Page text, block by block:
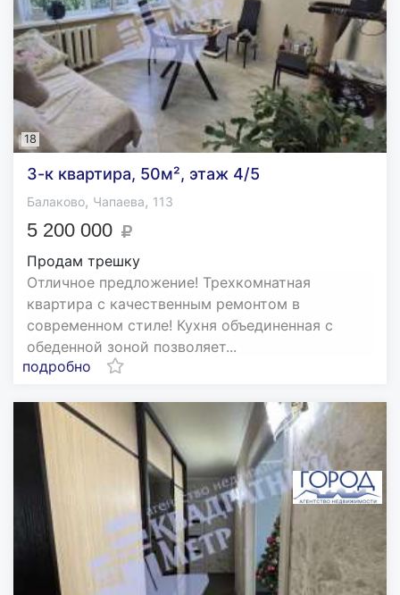
18
3-к квартира, 50м², этаж 4/5
Балаково, Чапаева, 113
5 200 000
Продам трешку
Отличное предложение! Трехкомнатная
квартира с качественным ремонтом в
современном стиле! Кухня объединенная с
обеденной зоной позволяет...
подробно